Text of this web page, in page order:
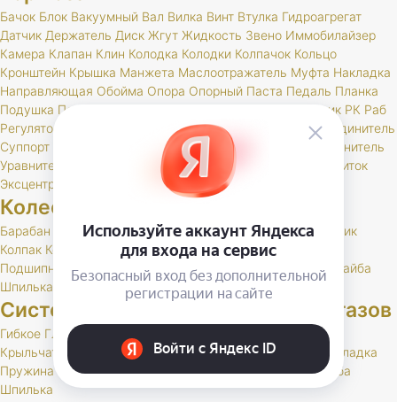
Бачок Блок Вакуумный Вал Вилка Винт Втулка Гидроагрегат
Датчик Держатель Диск Жгут Жидкость Звено Иммобилайзер
Камера Клапан Клин Колодка Колодки Колпачок Кольцо
Кронштейн Крышка Манжета Маслоотражатель Муфта Накладка
Направляющая Обойма Опора Опорный Паста Педаль Планка
Подушка Поршень Пыльник РК Раб
Регулятор
Сектор Сигнальное Скоба Соединитель
Суппорт
Тройник Трос
Удлинитель
Уравнитель
Чехол Шайба Шланг
Щиток
Эксцентрик
Колеса и шины
Барабан Брызговик Буфер Гайка Держатель Диск Золотник
Колпак Колпачок Кольцо Кронштейн Маслоотражатель
Подшипник
Прокладка РК Сальник Ступица
Шайба
Шпилька
Система выпуска отработавших газов
Гибкое Глушитель
Кронштейн
Крыльчатка
Нейтрализатор Планка Подушка
Прокладка
Пружина
РК Резонатор Скоба Труба Фланец Хомут Шайба
Шпилька